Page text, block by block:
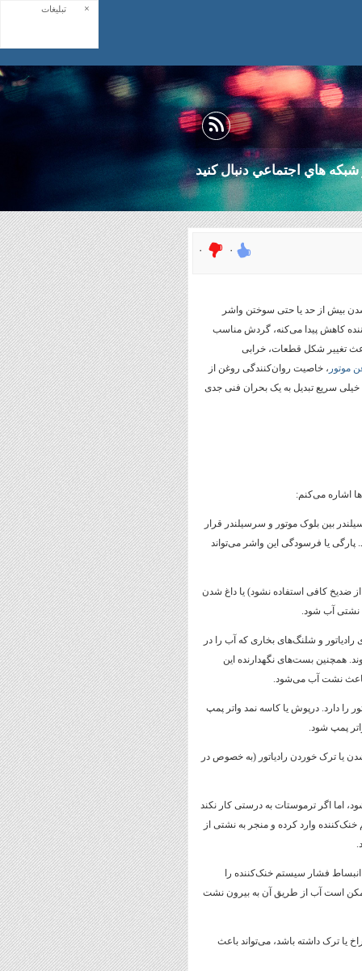
هاي اجتماعي دنبال كنيد
۰ ۰
بیش از حد یا حتی سوختن واشر
کاهش پیدا می‌کنه، گردش مناسب
تغییر شکل قطعات، خرابی
موتور ، خاصیت روان‌کنندگی روغن از
خیلی سریع تبدیل به یک بحران فنی جدی
اشاره می‌کنم:
بین بلوک موتور و سرسیلندر قرار
پارگی یا فرسودگی این واشر می‌تواند
ضدیخ کافی استفاده نشود) یا داغ شدن
نشتی آب شود.
و شلنگ‌های بخاری که آب را در
همچنین بست‌های نگهدارنده این
باعث نشت آب می‌شود.
را دارد. درپوش یا کاسه نمد واتر پمپ
پمپ شود.
یا ترک خوردن رادیاتور (به خصوص در
اما اگر ترموستات به درستی کار نکند
وارد کرده و منجر به نشتی از
انبساط فشار سیستم خنک‌کننده را
است آب از طریق آن به بیرون نشت
ترک داشته باشد، می‌تواند باعث
تبلیغات ×